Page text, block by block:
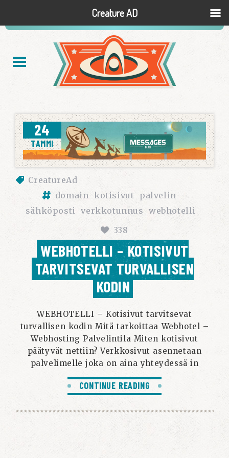
24
TAMMI
CreatureAd
domain
kotisivut palvelin
sähköposti
verkkotunnus
webhotelli
338
WEBHOTELLI – KOTISIVUT
TARVITSEVAT TURVALLISEN
KODIN
WEBHOTELLI – Kotisivut tarvitsevat
turvallisen kodin Mitä tarkoittaa Webhotel –
Webhosting Palvelintila Miten kotisivut
päätyvät nettiin? Verkkosivut asennetaan
palvelimelle joka on aina yhteydessä in
CONTINUE READING
Creature AD